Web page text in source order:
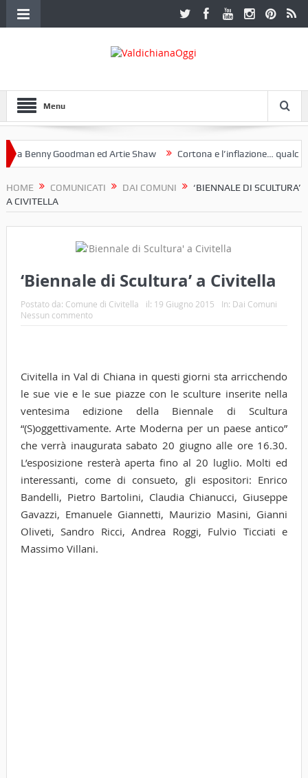
Menu
a Benny Goodman ed Artie Shaw Cortona e l’inflazione… qualche
HOME COMUNICATI DAI COMUNI
‘BIENNALE DI SCULTURA’
A CIVITELLA
‘Biennale di Scultura’ a Civitella
Postato da: Comune di Civitella il: 19 Giugno 2015 In: Dai Comuni
Nessun commento
Civitella in Val di Chiana in questi giorni sta arricchendo
le sue vie e le sue piazze con le sculture inserite nella
ventesima edizione della Biennale di Scultura
“(S)oggettivamente. Arte Moderna per un paese antico”
che verrà inaugurata sabato 20 giugno alle ore 16.30.
L’esposizione resterà aperta fino al 20 luglio. Molti ed
interessanti, come di consueto, gli espositori: Enrico
Bandelli, Pietro Bartolini, Claudia Chianucci, Giuseppe
Gavazzi, Emanuele Giannetti, Maurizio Masini, Gianni
Oliveti, Sandro Ricci, Andrea Roggi, Fulvio Ticciati e
Massimo Villani.